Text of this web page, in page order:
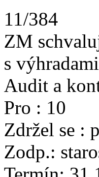
11/384
ZM
s
Audit a
Pro : 10
Zdržel se :
Zodp.: